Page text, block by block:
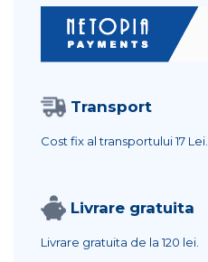
Transport
Cost fix al transportului17 Lei.
Livrare gratuita
Livrare gratuita de la120 lei.